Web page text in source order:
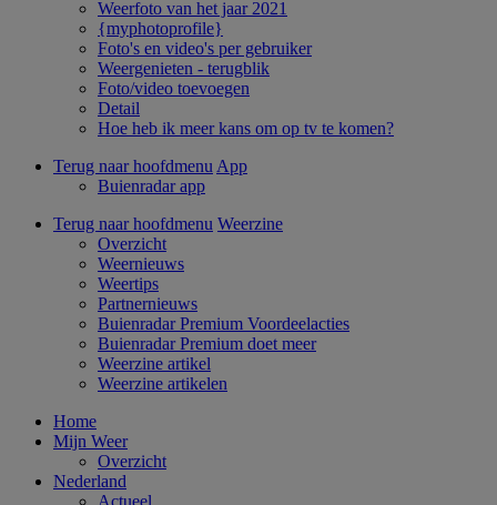
Weerfoto van het jaar 2021
{myphotoprofile}
Foto's en video's per gebruiker
Weergenieten - terugblik
Foto/video toevoegen
Detail
Hoe heb ik meer kans om op tv te komen?
Terug naar hoofdmenu App
Buienradar app
Terug naar hoofdmenu Weerzine
Overzicht
Weernieuws
Weertips
Partnernieuws
Buienradar Premium Voordeelacties
Buienradar Premium doet meer
Weerzine artikel
Weerzine artikelen
Home
Mijn Weer
Overzicht
Nederland
Actueel